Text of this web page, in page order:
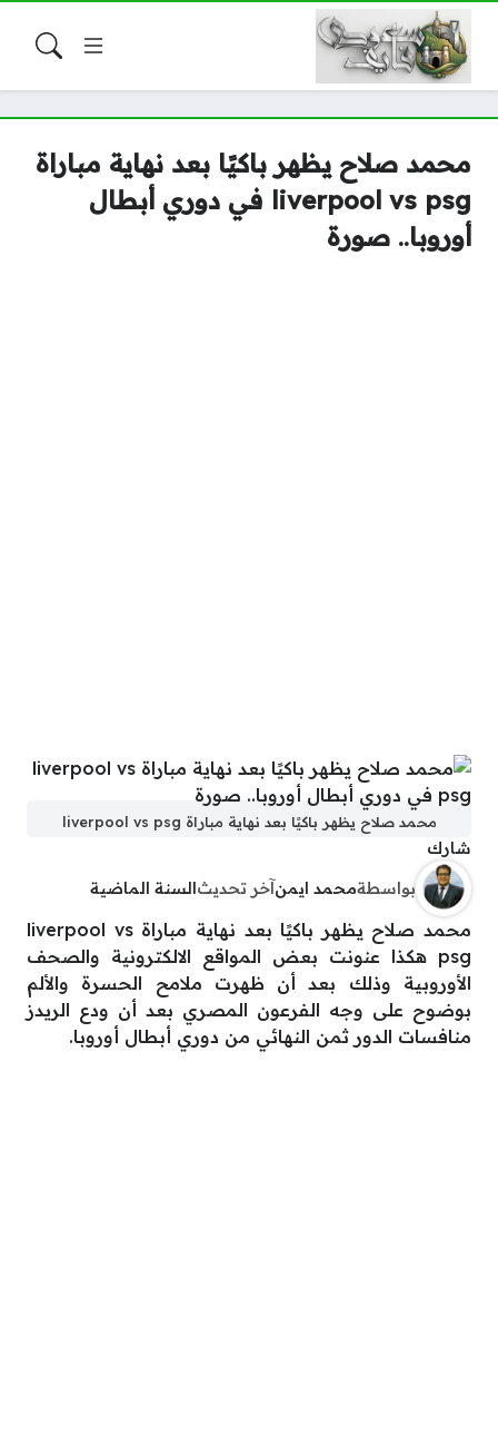
محمد صلاح يظهر باكيًا بعد نهاية مباراة
liverpool vs psg في دوري أبطال
أوروبا.. صورة
محمد صلاح يظهر باكيًا بعد نهاية مباراة liverpool vs psg
شارك
بواسطةمحمد ايمنآخر تحديثالسنة الماضية
محمد صلاح يظهر باكيًا بعد نهاية مباراة liverpool vs
psg هكذا عنونت بعض المواقع الالكترونية والصحف
الأوروبية وذلك بعد أن ظهرت ملامح الحسرة والألم
بوضوح على وجه الفرعون المصري بعد أن ودع الريدز
منافسات الدور ثمن النهائي من دوري أبطال أوروبا.